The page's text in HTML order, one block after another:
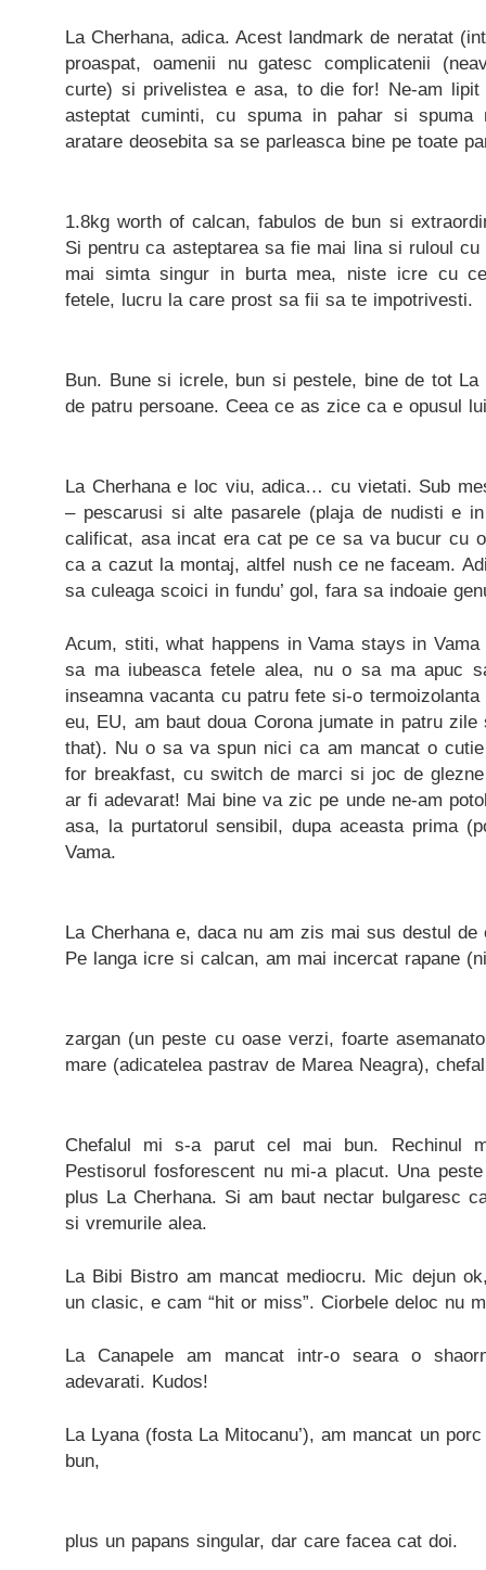
La Cherhana, adica. Acest landmark de neratat
proaspat, oamenii nu gatesc complicatenii
curte) si privelistea e asa, to die for! Ne-am
asteptat cuminti, cu spuma in pahar si
aratare deosebita sa se parleasca bine pe toate
1.8kg worth of calcan, fabulos de bun si
Si pentru ca asteptarea sa fie mai lina si ruloul
mai simta singur in burta mea, niste icre cu
fetele, lucru la care prost sa fii sa te impotrivesti.
Bun. Bune si icrele, bun si pestele, bine de tot
de patru persoane. Ceea ce as zice ca e opusul
La Cherhana e loc viu, adica… cu vietati. Sub
– pescarusi si alte pasarele (plaja de nudisti e
calificat, asa incat era cat pe ce sa va bucur cu
ca a cazut la montaj, altfel nush ce ne faceam.
sa culeaga scoici in fundu’ gol, fara sa indoaie
Acum, stiti, what happens in Vama stays in
sa ma iubeasca fetele alea, nu o sa ma apuc
inseamna vacanta cu patru fete si-o
eu, EU, am baut doua Corona jumate in patru
that). Nu o sa va spun nici ca am mancat o
for breakfast, cu switch de marci si joc de
ar fi adevarat! Mai bine va zic pe unde ne-am
asa, la purtatorul sensibil, dupa aceasta prima
Vama.
La Cherhana e, daca nu am zis mai sus destul
Pe langa icre si calcan, am mai incercat rapane
zargan (un peste cu oase verzi, foarte
mare (adicatelea pastrav de Marea Neagra),
Chefalul mi s-a parut cel mai bun. Rechinul
Pestisorul fosforescent nu mi-a placut. Una
plus La Cherhana. Si am baut nectar bulgaresc
si vremurile alea.
La Bibi Bistro am mancat mediocru. Mic dejun
un clasic, e cam “hit or miss”. Ciorbele deloc nu
La Canapele am mancat intr-o seara o
adevarati. Kudos!
La Lyana (fosta La Mitocanu’), am mancat un
bun,
plus un papans singular, dar care facea cat doi.